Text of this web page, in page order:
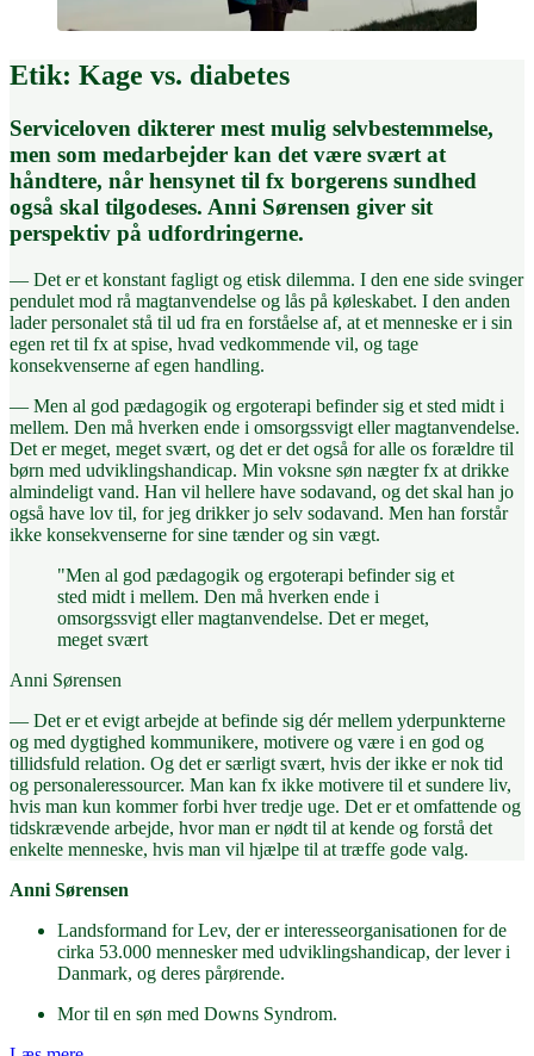
Etik: Kage vs. diabetes
Serviceloven dikterer mest mulig selvbestemmelse,
men som medarbejder kan det være svært at
håndtere, når hensynet til fx borgerens sundhed
også skal tilgodeses. Anni Sørensen giver sit
perspektiv på udfordringerne.
— Det er et konstant fagligt og etisk dilemma. I den ene side svinger
pendulet mod rå magtanvendelse og lås på køleskabet. I den anden
lader personalet stå til ud fra en forståelse af, at et menneske er i sin
egen ret til fx at spise, hvad vedkommende vil, og tage
konsekvenserne af egen handling.
— Men al god pædagogik og ergoterapi befinder sig et sted midt i
mellem. Den må hverken ende i omsorgssvigt eller magtanvendelse.
Det er meget, meget svært, og det er det også for alle os forældre til
børn med udviklingshandicap. Min voksne søn nægter fx at drikke
almindeligt vand. Han vil hellere have sodavand, og det skal han jo
også have lov til, for jeg drikker jo selv sodavand. Men han forstår
ikke konsekvenserne for sine tænder og sin vægt.
"Men al god pædagogik og ergoterapi befinder sig et
sted midt i mellem. Den må hverken ende i
omsorgssvigt eller magtanvendelse. Det er meget,
meget svært
Anni Sørensen
— Det er et evigt arbejde at befinde sig dér mellem yderpunkterne
og med dygtighed kommunikere, motivere og være i en god og
tillidsfuld relation. Og det er særligt svært, hvis der ikke er nok tid
og personaleressourcer. Man kan fx ikke motivere til et sundere liv,
hvis man kun kommer forbi hver tredje uge. Det er et omfattende og
tidskrævende arbejde, hvor man er nødt til at kende og forstå det
enkelte menneske, hvis man vil hjælpe til at træffe gode valg.
Anni Sørensen
Landsformand for Lev, der er interesseorganisationen for de
cirka 53.000 mennesker med udviklingshandicap, der lever i
Danmark, og deres pårørende.
Mor til en søn med Downs Syndrom.